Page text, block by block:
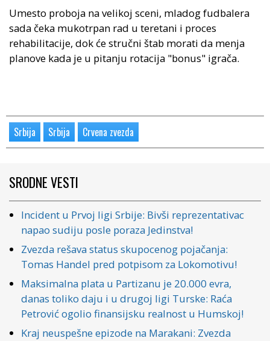
Umesto proboja na velikoj sceni, mladog fudbalera
sada čeka mukotrpan rad u teretani i proces
rehabilitacije, dok će stručni štab morati da menja
planove kada je u pitanju rotacija "bonus" igrača.
Srbija Srbija Crvena zvezda
SRODNE VESTI
Incident u Prvoj ligi Srbije: Bivši reprezentativac
napao sudiju posle poraza Jedinstva!
Zvezda rešava status skupocenog pojačanja:
Tomas Handel pred potpisom za Lokomotivu!
Maksimalna plata u Partizanu je 20.000 evra,
danas toliko daju i u drugoj ligi Turske: Raća
Petrović ogolio finansijsku realnost u Humskoj!
Kraj neuspešne epizode na Marakani: Zvezda